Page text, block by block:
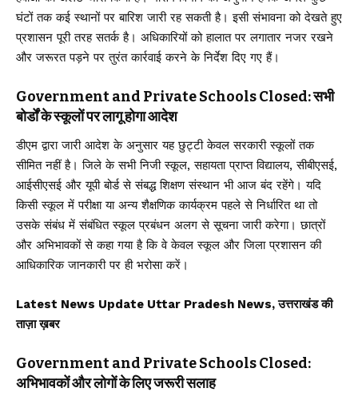
घंटों तक कई स्थानों पर बारिश जारी रह सकती है। इसी संभावना को देखते हुए
प्रशासन पूरी तरह सतर्क है। अधिकारियों को हालात पर लगातार नजर रखने
और जरूरत पड़ने पर तुरंत कार्रवाई करने के निर्देश दिए गए हैं।
Government and Private Schools Closed: सभी
बोर्डों के स्कूलों पर लागू होगा आदेश
डीएम द्वारा जारी आदेश के अनुसार यह छुट्टी केवल सरकारी स्कूलों तक
सीमित नहीं है। जिले के सभी निजी स्कूल, सहायता प्राप्त विद्यालय, सीबीएसई,
आईसीएसई और यूपी बोर्ड से संबद्ध शिक्षण संस्थान भी आज बंद रहेंगे। यदि
किसी स्कूल में परीक्षा या अन्य शैक्षणिक कार्यक्रम पहले से निर्धारित था तो
उसके संबंध में संबंधित स्कूल प्रबंधन अलग से सूचना जारी करेगा। छात्रों
और अभिभावकों से कहा गया है कि वे केवल स्कूल और जिला प्रशासन की
आधिकारिक जानकारी पर ही भरोसा करें।
Latest News Update Uttar Pradesh News, उत्तराखंड की
ताज़ा ख़बर
Government and Private Schools Closed:
अभिभावकों और लोगों के लिए जरूरी सलाह